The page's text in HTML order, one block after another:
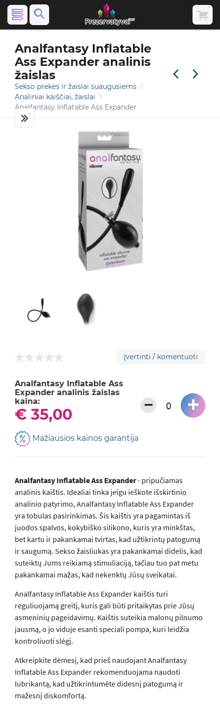
Analfantasy Inflatable
Ass Expander analinis
žaislas
Sekso prekės ir žaislai suaugusiems
Analiniai kaiščiai, žaislai
Analfantasy Inflatable Ass Expander
Įvertinti / komentuoti
Analfantasy Inflatable Ass
Expander analinis žaislas
kaina:
€ 35,00 − +
Mažiausios kainos garantija
Analfantasy Inflatable Ass Expander- pripučiamas
analinis kaištis. Idealiai tinka jeigu ieškote išskirtinio
analinio patyrimo, Analfantasy Inflatable Ass Expander
yra tobulas pasirinkimas. Šis kaištis yra pagamintas iš
juodos spalvos, kokybiško silikono, kuris yra minkštas,
bet kartu ir pakankamai tvirtas, kad užtikrintų patogumą
ir saugumą. Sekso žaisliukas yra pakankamai didelis, kad
suteiktų Jums reikiamą stimuliaciją, tačiau tuo pat metu
pakankamai mažas, kad nekenktų Jūsų sveikatai.
Analfantasy Inflatable Ass Expander kaištis turi
reguliuojamą greitį, kuris gali būti pritaikytas prie Jūsų
asmeninių pageidavimų. Kaištis suteikia malonų pilnumo
jausmą, o jo viduje esanti speciali pompa, kuri leidžia
kontroliuoti slėgį.
Atkreipkite dėmesį, kad prieš naudojant Analfantasy
Inflatable Ass Expander rekomenduojama naudoti
lubrikantą, kad užtikrintumėte didesnį patogumą ir
mažesnį diskomfortą.